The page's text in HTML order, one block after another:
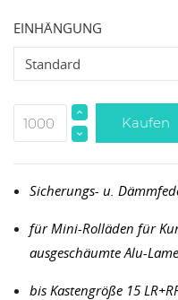
EINHÄNGUNG
Kaufen
Sicherungs- u.
für Mini-Rolläden für
ausgeschäumte Alu-
bis Kastengröße 15